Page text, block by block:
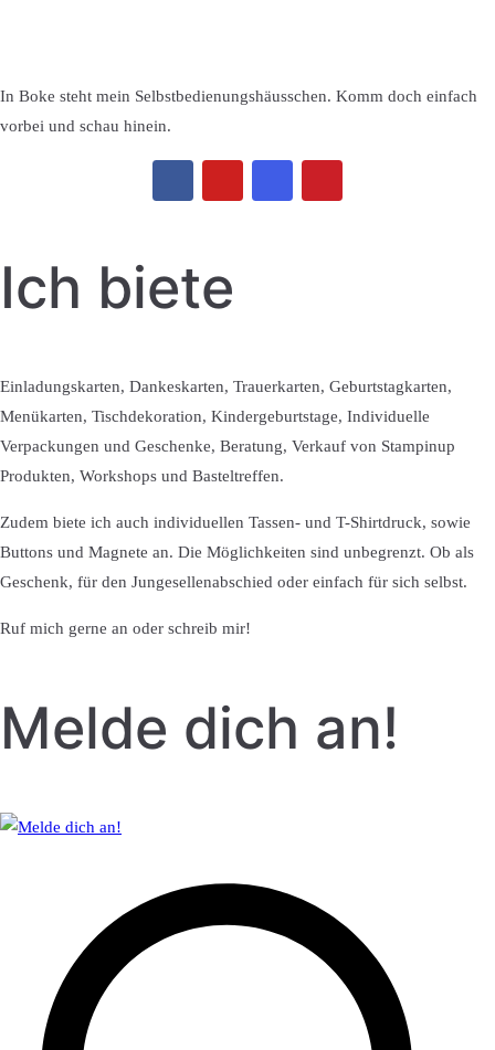
In Boke steht mein Selbstbedienungshäusschen. Komm doch einfach
vorbei und schau hinein.
Ich biete
Einladungskarten, Dankeskarten, Trauerkarten, Geburtstagkarten,
Menükarten, Tischdekoration, Kindergeburtstage, Individuelle
Verpackungen und Geschenke, Beratung, Verkauf von Stampinup
Produkten, Workshops und Basteltreffen.
Zudem biete ich auch individuellen Tassen- und T-Shirtdruck, sowie
Buttons und Magnete an. Die Möglichkeiten sind unbegrenzt. Ob als
Geschenk, für den Jungesellenabschied oder einfach für sich selbst.
Ruf mich gerne an oder schreib mir!
Melde dich an!